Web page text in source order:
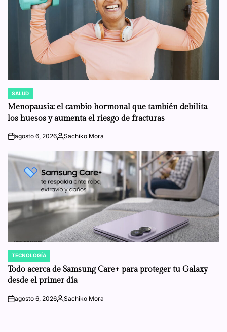
POSTED
IN
SALUD
Menopausia: el cambio hormonal que también debilita
los huesos y aumenta el riesgo de fracturas
onagosto 6, 2026Posted
Sachiko Mora
POSTED
IN
TECNOLOGÍA
Todo acerca de Samsung Care+ para proteger tu Galaxy
desde el primer día
onagosto 6, 2026Posted
Sachiko Mora